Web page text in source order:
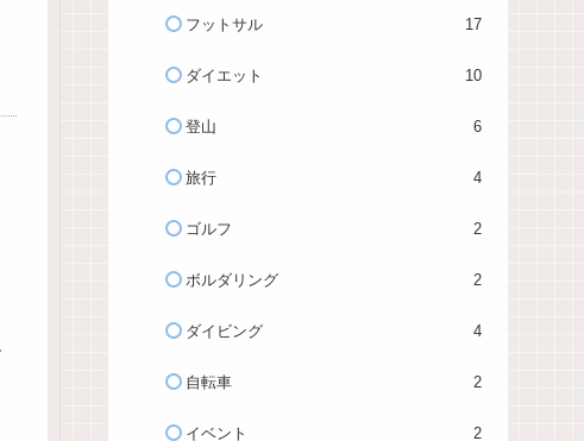
フットサル 17
ダイエット 10
登山 6
旅行 4
ゴルフ 2
ボルダリング 2
ダイビング 4
自転車 2
イベント 2